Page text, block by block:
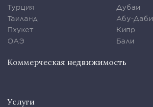
Турция
Таиланд
Пхукет
ОАЭ
Дубаи
Абу-Даби
Кипр
Бали
Коммерческая недвижимость
Услуги